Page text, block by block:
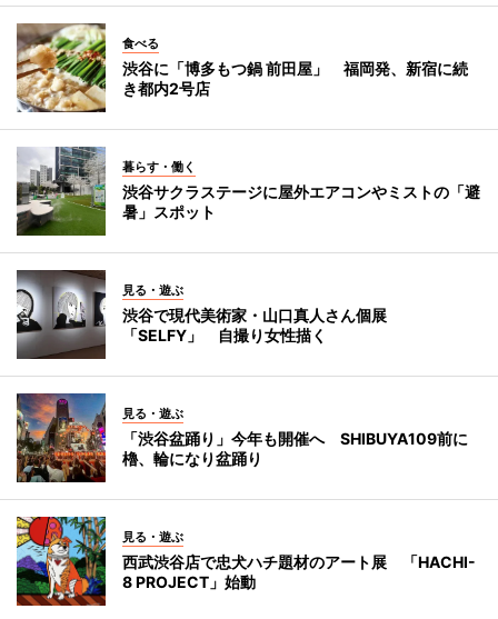
食べる
渋谷に「博多もつ鍋 前田屋」 福岡発、新宿に続
き都内2号店
暮らす・働く
渋谷サクラステージに屋外エアコンやミストの「避
暑」スポット
見る・遊ぶ
渋谷で現代美術家・山口真人さん個展
「SELFY」 自撮り女性描く
見る・遊ぶ
「渋谷盆踊り」今年も開催へ SHIBUYA109前に
櫓、輪になり盆踊り
見る・遊ぶ
西武渋谷店で忠犬ハチ題材のアート展 「HACHI-
8 PROJECT」始動